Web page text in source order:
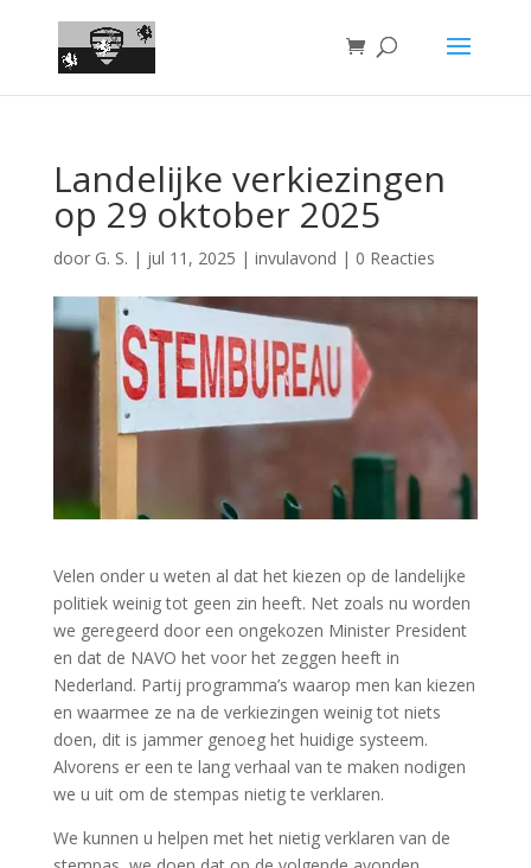
Landelijke verkiezingen
op 29 oktober 2025
door G. S. | jul 11, 2025 | invulavond | 0 Reacties
Velen onder u weten al dat het kiezen op de landelijke
politiek weinig tot geen zin heeft. Net zoals nu worden
we geregeerd door een ongekozen Minister President
en dat de NAVO het voor het zeggen heeft in
Nederland. Partij programma’s waarop men kan kiezen
en waarmee ze na de verkiezingen weinig tot niets
doen, dit is jammer genoeg het huidige systeem.
Alvorens er een te lang verhaal van te maken nodigen
we u uit om de stempas nietig te verklaren.
We kunnen u helpen met het nietig verklaren van de